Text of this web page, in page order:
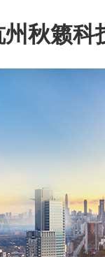
秋籁科